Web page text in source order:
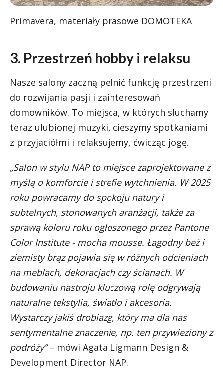
Primavera, materiały prasowe DOMOTEKA
3. Przestrzeń hobby i relaksu
Nasze salony zaczną pełnić funkcję przestrzeni
do rozwijania pasji i zainteresowań
domowników. To miejsca, w których słuchamy
teraz ulubionej muzyki, cieszymy spotkaniami
z przyjaciółmi i relaksujemy, ćwicząc jogę.
„Salon w stylu NAP to miejsce zaprojektowane z
myślą o komforcie i strefie wytchnienia. W 2025
roku powracamy do spokoju natury i
subtelnych, stonowanych aranżacji, także za
sprawą koloru roku ogłoszonego przez Pantone
Color Institute - mocha mousse. Łagodny beż i
ziemisty brąz pojawia się w różnych odcieniach
na meblach, dekoracjach czy ścianach. W
budowaniu nastroju kluczową rolę odgrywają
naturalne tekstylia, światło i akcesoria.
Wystarczy jakiś drobiazg, który ma dla nas
sentymentalne znaczenie, np. ten przywieziony z
podróży”– mówi Agata Ligmann Design &
Development Director NAP.